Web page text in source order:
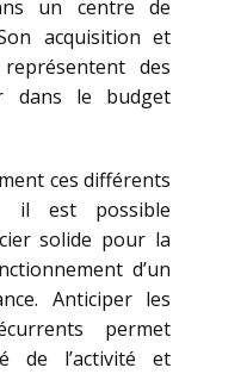
un centre de
acquisition et
des
dans le budget
ces différents
il est possible
solide pour la
d’un
Anticiper les
permet
de l’activité et